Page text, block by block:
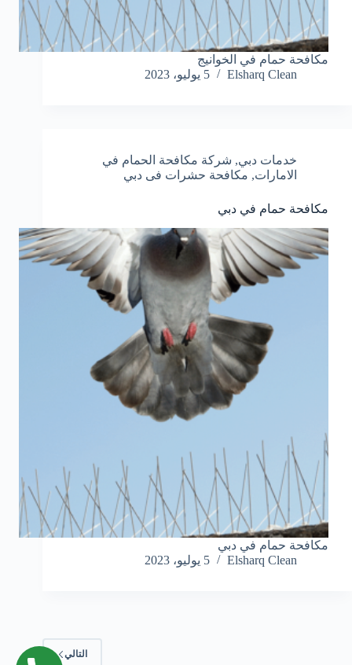
مكافحة حمام في الخوانيج
Elsharq Clean
5 يوليو، 2023
خدمات دبي, شركة مكافحة الحمام في
الامارات, مكافحة حشرات فى دبي
مكافحة حمام في دبي
مكافحة حمام في دبي
Elsharq Clean
5 يوليو، 2023
التالي